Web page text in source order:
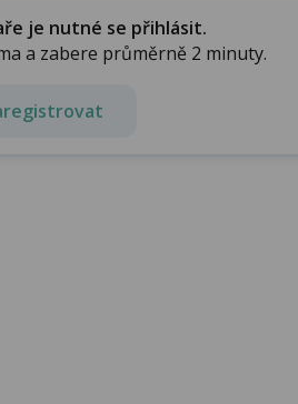
je nutné se přihlásit.
a zabere průměrně 2 minuty.